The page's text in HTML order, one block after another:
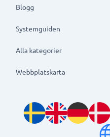
Blogg
Systemguiden
Alla kategorier
Webbplatskarta